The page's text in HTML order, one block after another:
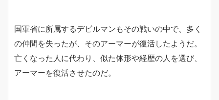
国軍省に所属するデビルマンもその戦いの中で、多く
の仲間を失ったが、そのアーマーが復活したようだ。
亡くなった人に代わり、似た体形や経歴の人を選び、
アーマーを復活させたのだ。